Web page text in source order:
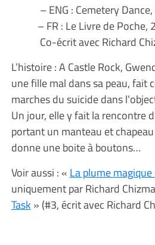
– ENG : Cemetery Dance,
– FR : Le Livre de Poche,
Co-écrit avec Richard
L’histoire : A Castle Rock,
une fille mal dans sa peau, fait
marches du suicide dans
Un jour, elle y fait la rencontre
portant un manteau et
donne une boite à boutons…
Voir aussi : « La plume
uniquement par Richard
Task » (#3, écrit avec Richard